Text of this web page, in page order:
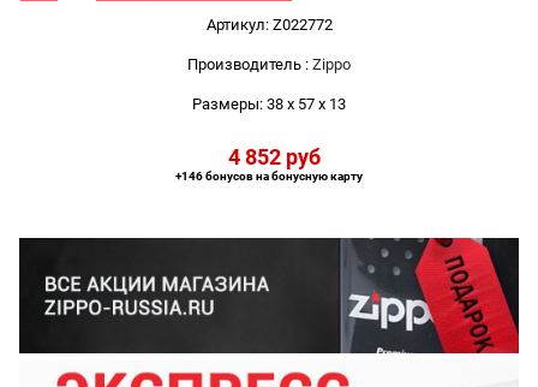
Артикул: Z022772
Производитель : Zippo
Размеры: 38 x 57 x 13
4 852 руб
+146 бонусов на бонусную карту